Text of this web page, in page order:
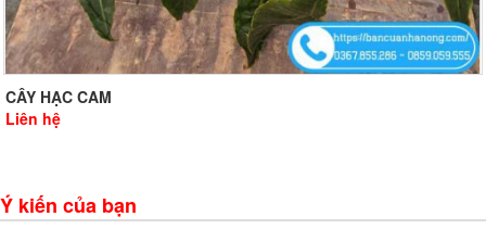
CÂY HẠC CAM
Liên hệ
Ý kiến của bạn